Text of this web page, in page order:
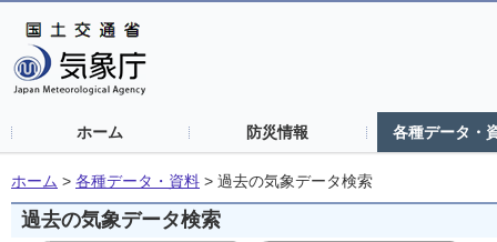
ホーム 防災情報 各種データ・
ホーム > 各種データ・資料 > 過去の気象データ検索
過去の気象データ検索